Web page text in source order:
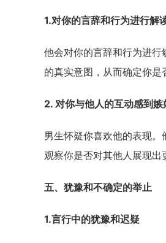
1.对你的言辞和行为进行解
他会对你的言辞和行为进
的真实意图，从而确定你是
2. 对你与他人的互动感到嫉
男生怀疑你喜欢他的表现
观察你是否对其他人展现出
五、犹豫和不确定的举止
1.言行中的犹豫和迟疑